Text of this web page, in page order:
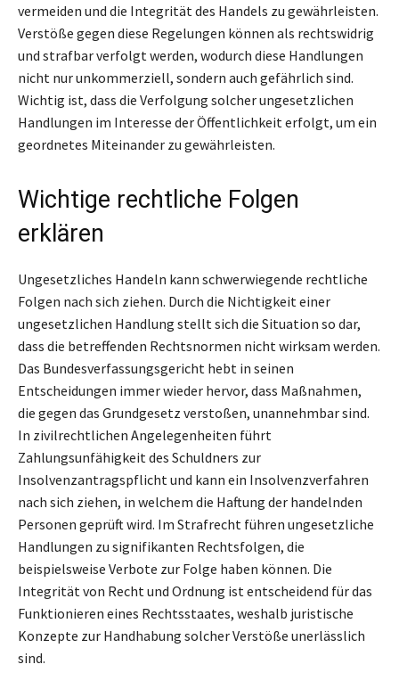
vermeiden und die Integrität des Handels zu gewährleisten.
Verstöße gegen diese Regelungen können als rechtswidrig
und strafbar verfolgt werden, wodurch diese Handlungen
nicht nur unkommerziell, sondern auch gefährlich sind.
Wichtig ist, dass die Verfolgung solcher ungesetzlichen
Handlungen im Interesse der Öffentlichkeit erfolgt, um ein
geordnetes Miteinander zu gewährleisten.
Wichtige rechtliche Folgen
erklären
Ungesetzliches Handeln kann schwerwiegende rechtliche
Folgen nach sich ziehen. Durch die Nichtigkeit einer
ungesetzlichen Handlung stellt sich die Situation so dar,
dass die betreffenden Rechtsnormen nicht wirksam werden.
Das Bundesverfassungsgericht hebt in seinen
Entscheidungen immer wieder hervor, dass Maßnahmen,
die gegen das Grundgesetz verstoßen, unannehmbar sind.
In zivilrechtlichen Angelegenheiten führt
Zahlungsunfähigkeit des Schuldners zur
Insolvenzantragspflicht und kann ein Insolvenzverfahren
nach sich ziehen, in welchem die Haftung der handelnden
Personen geprüft wird. Im Strafrecht führen ungesetzliche
Handlungen zu signifikanten Rechtsfolgen, die
beispielsweise Verbote zur Folge haben können. Die
Integrität von Recht und Ordnung ist entscheidend für das
Funktionieren eines Rechtsstaates, weshalb juristische
Konzepte zur Handhabung solcher Verstöße unerlässlich
sind.